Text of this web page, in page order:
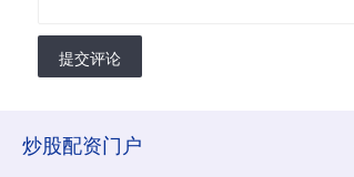
提交评论
炒股配资门户